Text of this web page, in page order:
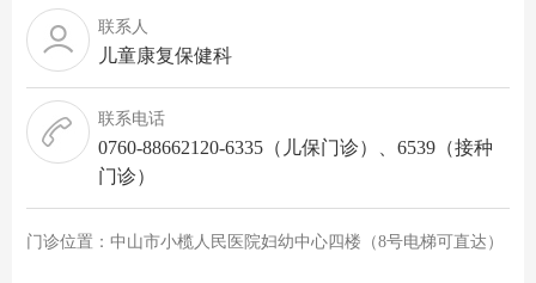
联系人
儿童康复保健科
联系电话
0760-88662120-6335（儿保门诊）、6539（接种
门诊）
门诊位置：中山市小榄人民医院妇幼中心四楼（8号电梯可直达）